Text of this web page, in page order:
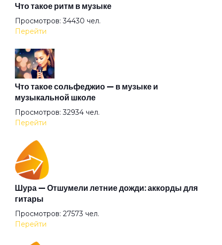
Мальчик взял гитару
Мария
Милый доктор
Несоответствия
Новая тема для рок-н-ролла
Новый пудель
Что такое ритм в музыке
Просмотров: 34430 чел.
Перейти
Что такое сольфеджио — в музыке и
музыкальной школе
Просмотров: 32934 чел.
Перейти
Шура — Отшумели летние дожди: аккорды для
гитары
Просмотров: 27573 чел.
Перейти